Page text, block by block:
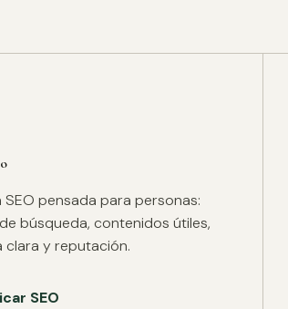
SEO pensada para personas:
búsqueda, contenidos útiles,
clara y reputación.
SEO